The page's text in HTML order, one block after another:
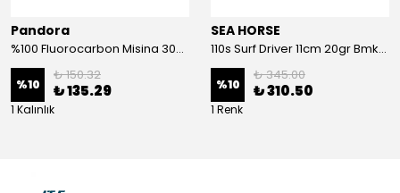
Pandora
%100 Fluorocarbon Misina 30mt 0,41mm
%10
₺ 150.32
₺ 135.29
1 Kalınlık
SEA HORSE
110s Surf Driver 11cm 20gr Bmk-05#
%10
₺ 345.00
₺ 310.50
1 Renk